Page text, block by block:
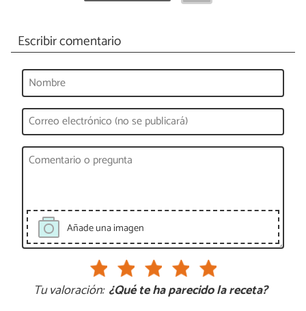
Escribir comentario
Añade una imagen
Tu valoración: ¿Qué te ha parecido la receta?